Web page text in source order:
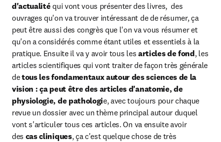
d'actualité qui vont vous présenter des livres,  des
ouvrages qu'on va trouver intéressant de de résumer, ça
peut être aussi des congrès que l'on va vous résumer et
qu'on a considérés comme étant utiles et essentiels à la
pratique. Ensuite il va y avoir tous les articles de fond, les
articles scientifiques qui vont traiter de façon très générale
de tous les fondamentaux autour des sciences de la
vision : ça peut être des articles d'anatomie, de
physiologie, de pathologie, avec toujours pour chaque
revue un dossier avec un thème principal autour duquel
vont s'articuler tous ces articles. On va ensuite avoir
des cas cliniques, ça c'est quelque chose de très